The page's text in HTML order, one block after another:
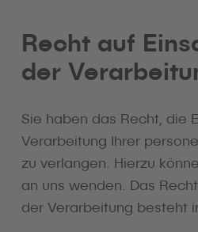
Recht auf
der
Sie haben das Recht, die
Verarbeitung Ihrer
zu verlangen. Hierzu
an uns wenden. Das
der Verarbeitung besteht